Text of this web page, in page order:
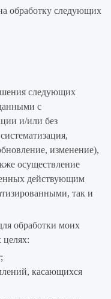
обработку следующих
следующих
с
и/или без
изменение),
осуществление
действующим
так и
обработки моих
касающихся